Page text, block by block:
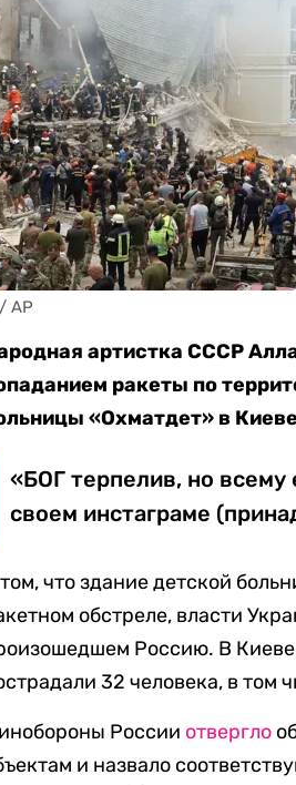
AP
артистка СССР
ракеты по
«Охматдет» в
«БОГ терпелив, но
своем инстаграме
что здание детской
обстреле, власти
Россию. В Киеве
32 человека, в том
России отвергло
и назвало